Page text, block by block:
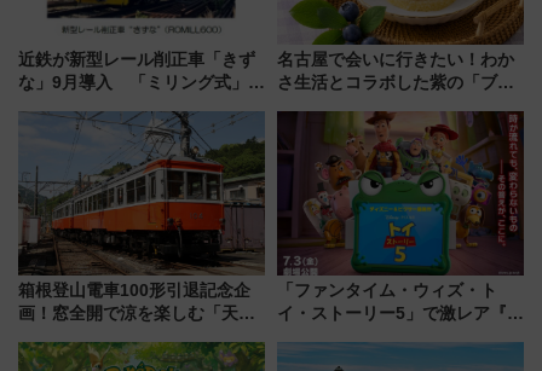
近鉄が新型レール削正車「きず
な」9月導入 「ミリング式」採
化！安全性や乗り心地の向上に
貢献するだけでなく、全線区で
活躍するための仕組みも
名古屋で会いに行きたい！わか
さ生活とコラボした紫の「ブル
箱根登山電車100形引退記念企
画！窓全開で涼を楽しむ「天然
発売
「ファンタイム・ウィズ・ト
イ・ストーリー5」で激レア『ロ
デコレーションも徹底解説